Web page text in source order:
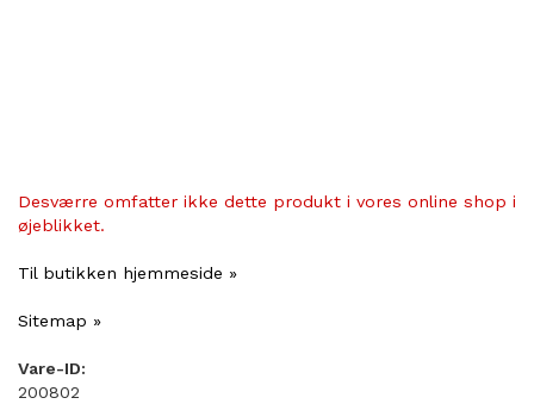
Desværre omfatter ikke dette produkt i vores online shop i
øjeblikket.
Til butikken hjemmeside »
Sitemap »
Vare-ID:
200802